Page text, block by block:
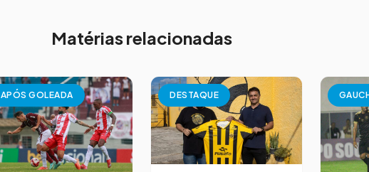
Matérias relacionadas
APÓS GOLEADA DESTAQUE